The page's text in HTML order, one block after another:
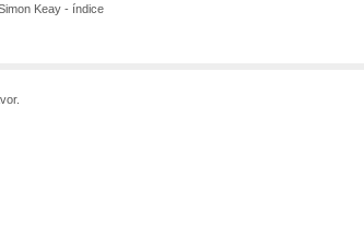
Keay - índice